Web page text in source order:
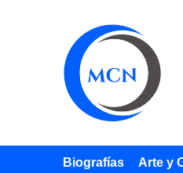
Biografías Arte y